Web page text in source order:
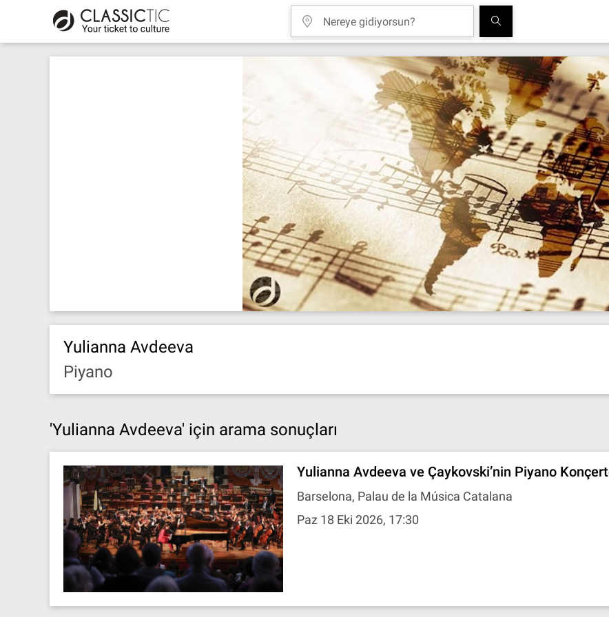
Yulianna Avdeeva
Piyano
'Yulianna Avdeeva' için arama sonuçları
Yulianna Avdeeva ve Çaykovski’nin Piyano
Barselona, Palau de la Música Catalana
Paz 18 Eki 2026, 17:30